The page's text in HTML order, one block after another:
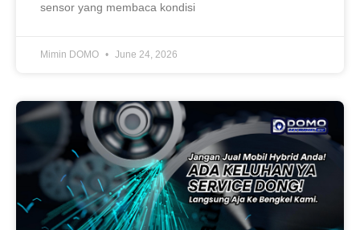
sensor yang membaca kondisi
Mimin DOMO June 24, 2026